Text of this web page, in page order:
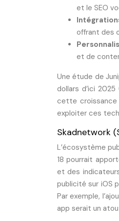
et le SEO
offrant des
et de
Une étude de
dollars d’ici
cette croissance
exploiter ces
Skadnetwork
L’écosystème
18 pourrait
et des
publicité sur iOS
Par exemple,
app serait un